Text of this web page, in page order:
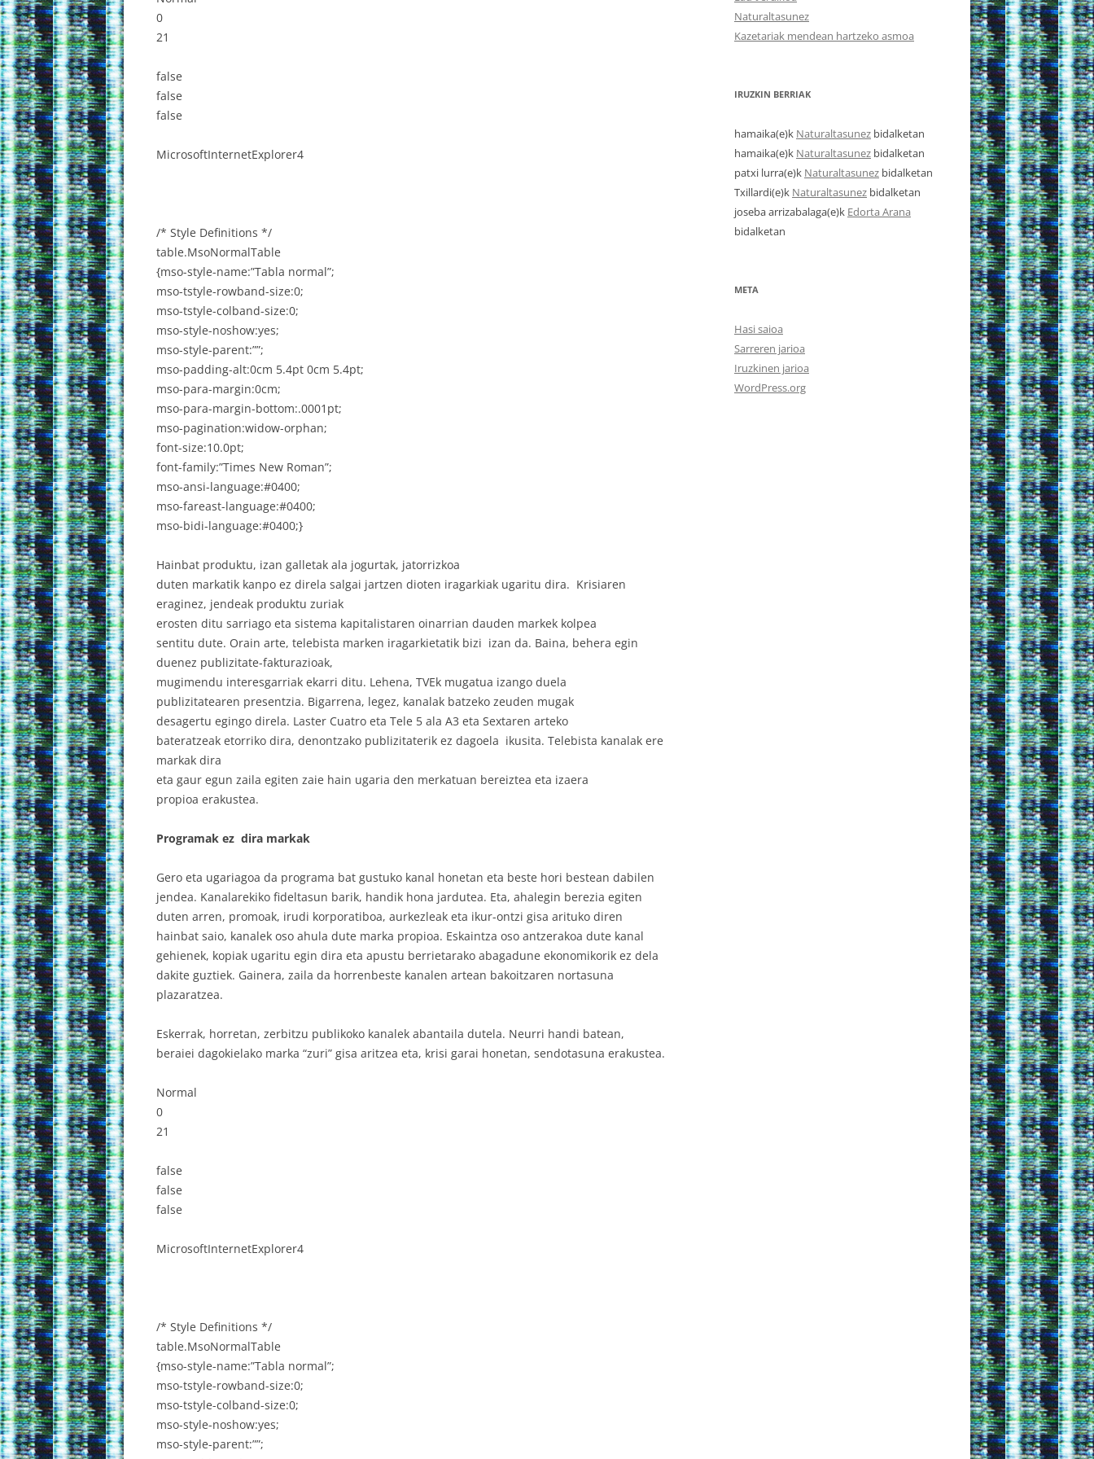
0
21
false
false
false
MicrosoftInternetExplorer4
/* Style Definitions */
table.MsoNormalTable
{mso-style-name:”Tabla normal”;
mso-tstyle-rowband-size:0;
mso-tstyle-colband-size:0;
mso-style-noshow:yes;
mso-style-parent:””;
mso-padding-alt:0cm 5.4pt 0cm 5.4pt;
mso-para-margin:0cm;
mso-para-margin-bottom:.0001pt;
mso-pagination:widow-orphan;
font-size:10.0pt;
font-family:”Times New Roman”;
mso-ansi-language:#0400;
mso-fareast-language:#0400;
mso-bidi-language:#0400;}
Hainbat produktu, izan galletak ala jogurtak, jatorrizkoa
duten markatik kanpo ez direla salgai jartzen dioten iragarkiak ugaritu dira. Krisiaren
eraginez, jendeak produktu zuriak
erosten ditu sarriago eta sistema kapitalistaren oinarrian dauden markek kolpea
sentitu dute. Orain arte, telebista marken iragarkietatik bizi izan da. Baina, behera egin
duenez publizitate-fakturazioak,
mugimendu interesgarriak ekarri ditu. Lehena, TVEk mugatua izango duela
publizitatearen presentzia. Bigarrena, legez, kanalak batzeko zeuden mugak
desagertu egingo direla. Laster Cuatro eta Tele 5 ala A3 eta Sextaren arteko
bateratzeak etorriko dira, denontzako publizitaterik ez dagoela ikusita. Telebista kanalak ere
markak dira
eta gaur egun zaila egiten zaie hain ugaria den merkatuan bereiztea eta izaera
propioa erakustea.
Programak ez dira markak
Gero eta ugariagoa da programa bat gustuko kanal honetan eta beste hori bestean dabilen
jendea. Kanalarekiko fideltasun barik, handik hona jardutea. Eta, ahalegin berezia egiten
duten arren, promoak, irudi korporatiboa, aurkezleak eta ikur-ontzi gisa arituko diren
hainbat saio, kanalek oso ahula dute marka propioa. Eskaintza oso antzerakoa dute kanal
gehienek, kopiak ugaritu egin dira eta apustu berrietarako abagadune ekonomikorik ez dela
dakite guztiek. Gainera, zaila da horrenbeste kanalen artean bakoitzaren nortasuna
plazaratzea.
Eskerrak, horretan, zerbitzu publikoko kanalek abantaila dutela. Neurri handi batean,
beraiei dagokielako marka “zuri” gisa aritzea eta, krisi garai honetan, sendotasuna erakustea.
Normal
0
21
false
false
false
MicrosoftInternetExplorer4
/* Style Definitions */
table.MsoNormalTable
{mso-style-name:”Tabla normal”;
mso-tstyle-rowband-size:0;
mso-tstyle-colband-size:0;
mso-style-noshow:yes;
mso-style-parent:””;
Naturaltasunez
Kazetariak mendean hartzeko asmoa
IRUZKIN BERRIAK
hamaika(e)k Naturaltasunez bidalketan
hamaika(e)k Naturaltasunez bidalketan
patxi lurra(e)k Naturaltasunez bidalketan
Txillardi(e)k Naturaltasunez bidalketan
joseba arrizabalaga(e)k Edorta Arana
bidalketan
META
Hasi saioa
Sarreren jarioa
Iruzkinen jarioa
WordPress.org